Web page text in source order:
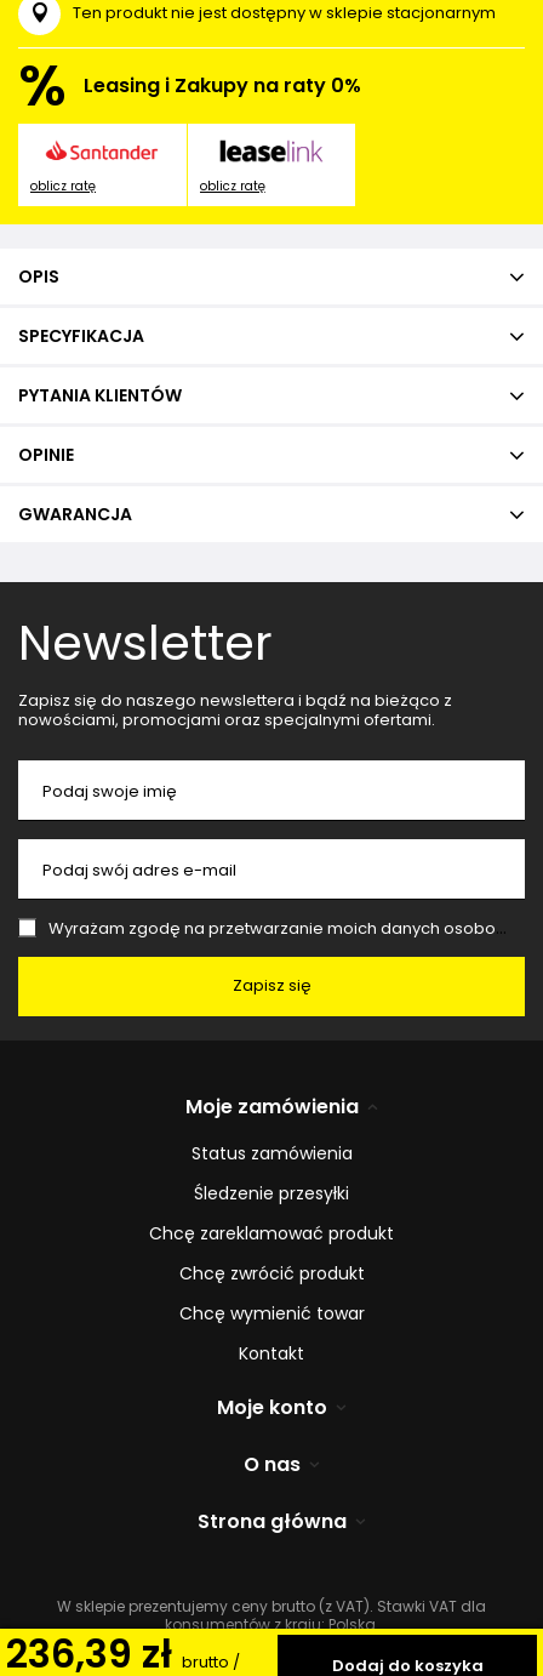
236,39 zł brutto /
Dodaj do koszyka
Ten produkt nie jest dostępny w sklepie stacjonarnym
% Leasing i Zakupy na raty 0%
oblicz ratę oblicz ratę
OPIS
SPECYFIKACJA
PYTANIA KLIENTÓW
OPINIE
GWARANCJA
Newsletter
Zapisz się do naszego newslettera i bądź na bieżąco z
nowościami, promocjami oraz specjalnymi ofertami.
Podaj swoje imię
Podaj swój adres e-mail
Wyrażam zgodę na przetwarzanie moich danych osobowych (adres e-mail) na potrzeby wysyłki newslettera z informacją handlową (marketing). Więcej w
Zapisz się
Moje zamówienia
Status zamówienia
Śledzenie przesyłki
Chcę zareklamować produkt
Chcę zwrócić produkt
Chcę wymienić towar
Kontakt
Moje konto
O nas
Strona główna
W sklepie prezentujemy ceny brutto (z VAT). Stawki VAT dla
konsumentów z kraju:Polska.